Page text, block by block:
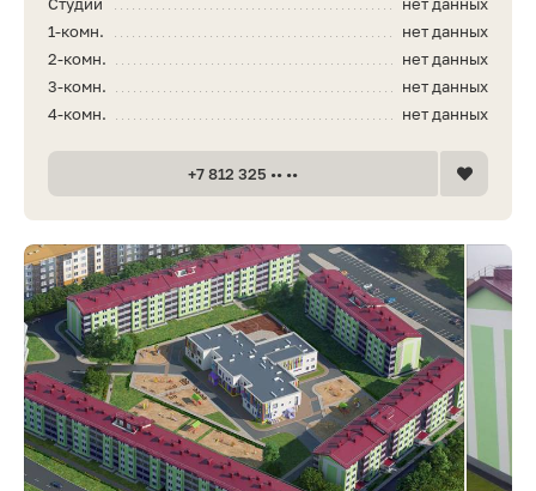
нет данных
1-комн.
нет данных
2-комн.
нет данных
3-комн.
нет данных
4-комн.
+7 812 325 •• ••